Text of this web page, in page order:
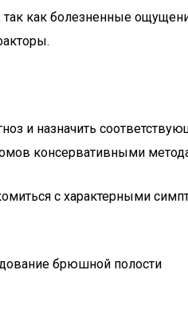
как болезненные
и назначить
консервативными
с характерными